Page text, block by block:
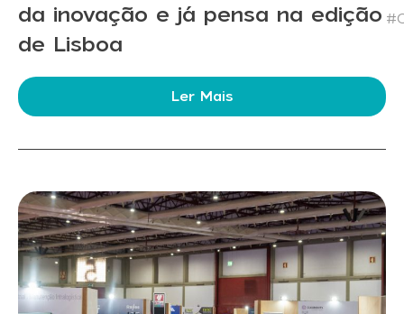
da inovação e já pensa na edição
de Lisboa
Ler Mais